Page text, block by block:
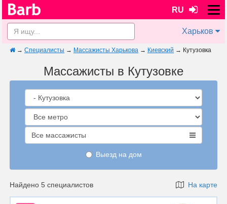
RU
Харьков
→ Специалисты → Массажисты Харькова → Киевский → Кутузовка
Массажисты в Кутузовке
Все массажисты
Выезд на дом
Найдено 5 специалистов На карте